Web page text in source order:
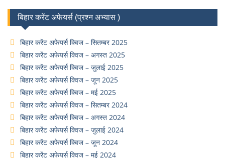
बिहार करेंट अफेयर्स (प्रश्न अभ्यास )
बिहार करेंट अफेयर्स क्विज – सितम्बर 2025
बिहार करेंट अफेयर्स क्विज – अगस्त 2025
बिहार करेंट अफेयर्स क्विज – जुलाई 2025
बिहार करेंट अफेयर्स क्विज – जून 2025
बिहार करेंट अफेयर्स क्विज – मई 2025
बिहार करेंट अफेयर्स क्विज – सितम्बर 2024
बिहार करेंट अफेयर्स क्विज – अगस्त 2024
बिहार करेंट अफेयर्स क्विज – जुलाई 2024
बिहार करेंट अफेयर्स क्विज – जून 2024
बिहार करेंट अफेयर्स क्विज – मई 2024